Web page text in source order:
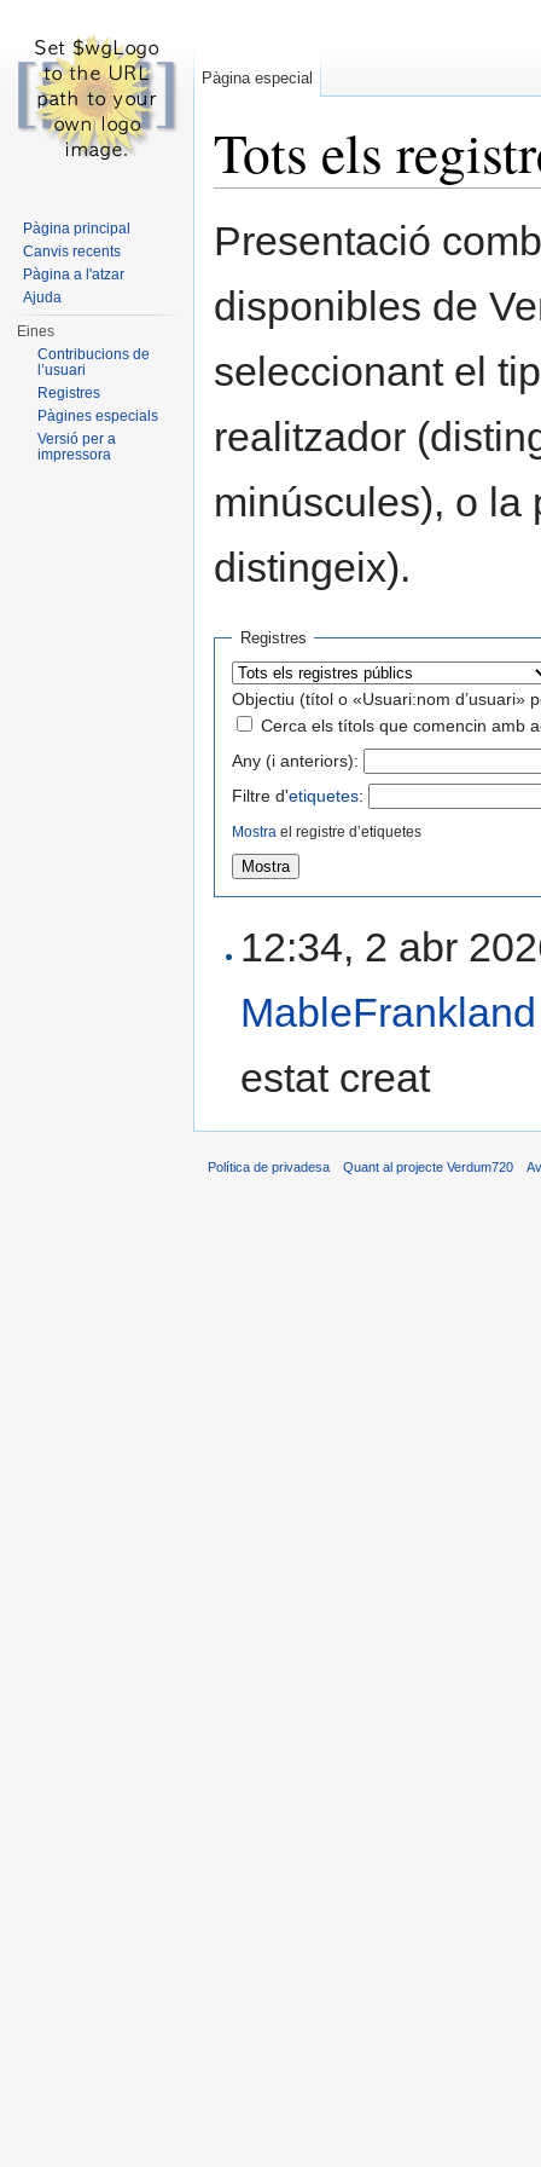
Tots els
Presentació
disponibles de
seleccionant el
realitzador
minúscules), o la
distingeix).
Registres
Objectiu (títol o «Usuari:nom d’usuari»
Cerca els títols que comencin amb
Any (i anteriors):
Filtre d'etiquetes:
Mostra el registre d’etiquetes
12:34, 2 abr
MableFrankland
estat creat
Pàgina especial
Pàgina principal
Canvis recents
Pàgina a l'atzar
Ajuda
Eines
Contribucions de
l’usuari
Registres
Pàgines especials
Versió per a
impressora
Política de privadesa Quant al projecte Verdum720